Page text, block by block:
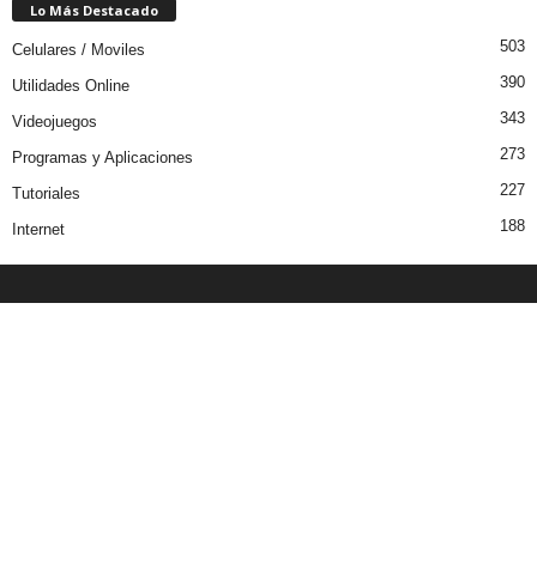
Lo Más Destacado
Celulares / Moviles 503
Utilidades Online 390
Videojuegos 343
Programas y Aplicaciones 273
Tutoriales 227
Internet 188